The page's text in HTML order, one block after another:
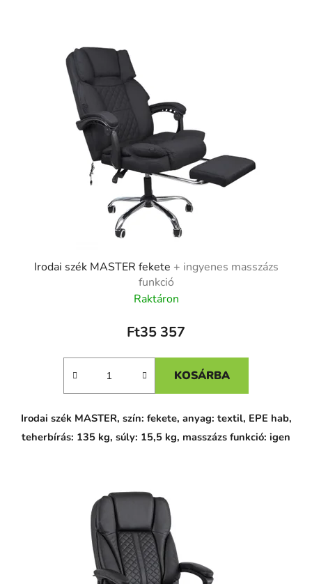
Irodai szék MASTER fekete + ingyenes masszázs
funkció
Raktáron
Ft35 357
KOSÁRBA
Irodai szék MASTER, szín: fekete, anyag: textil, EPE hab,
teherbírás: 135 kg, súly: 15,5 kg, masszázs funkció: igen